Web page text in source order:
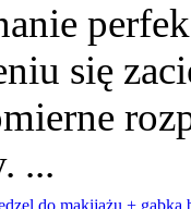
się
...
do makijażu + gąbka